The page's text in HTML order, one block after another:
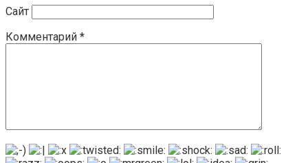
Сайт
Комментарий *